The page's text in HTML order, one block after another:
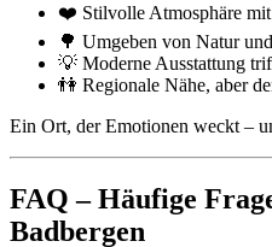
❤️ Stilvolle Atmosphäre mit
🌳 Umgeben von Natur
💡 Moderne Ausstattung
👫 Regionale Nähe, aber
Ein Ort, der Emotionen weckt –
FAQ – Häufige
Badbergen